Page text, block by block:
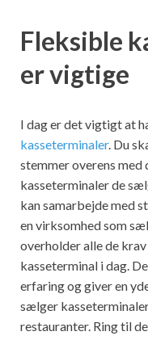
Fleksible
er vigtige
I dag er det vigtigt at
kasseterminaler. Du
stemmer overens med
kasseterminaler de
kan samarbejde med
en virksomhed som
overholder alle de
kasseterminal i dag.
erfaring og giver en
sælger
restauranter. Ring til